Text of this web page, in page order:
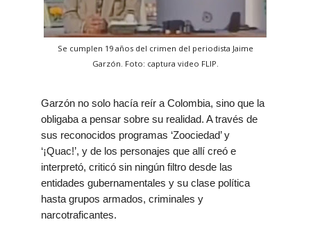
Se cumplen 19 años del crimen del periodista Jaime
Garzón. Foto: captura video FLIP.
Garzón no solo hacía reír a Colombia, sino que la
obligaba a pensar sobre su realidad. A través de
sus reconocidos programas ‘Zoociedad’ y
‘¡Quac!’, y de los personajes que allí creó e
interpretó, criticó sin ningún filtro desde las
entidades gubernamentales y su clase política
hasta grupos armados, criminales y
narcotraficantes.